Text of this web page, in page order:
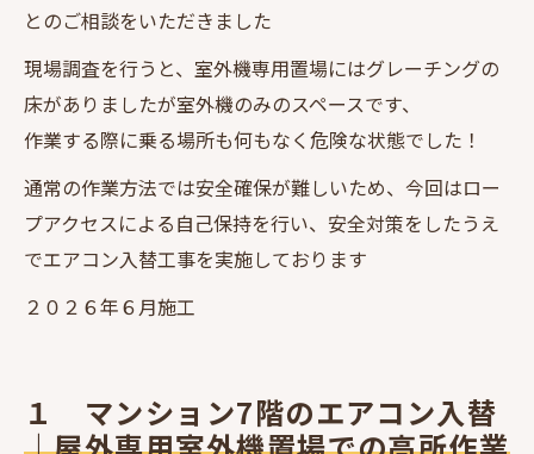
とのご相談をいただきました
現場調査を行うと、室外機専用置場にはグレーチングの
床がありましたが室外機のみのスペースです、
作業する際に乗る場所も何もなく危険な状態でした！
通常の作業方法では安全確保が難しいため、今回はロー
プアクセスによる自己保持を行い、安全対策をしたうえ
でエアコン入替工事を実施しております
２０２６年６月施工
１ マンション7階のエアコン入替